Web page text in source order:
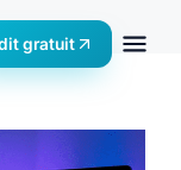
gratuit